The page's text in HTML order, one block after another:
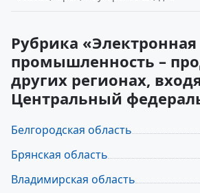
Рубрика «Электронная
промышленность –
других регионах,
Центральный
Белгородская область
Брянская область
Владимирская область